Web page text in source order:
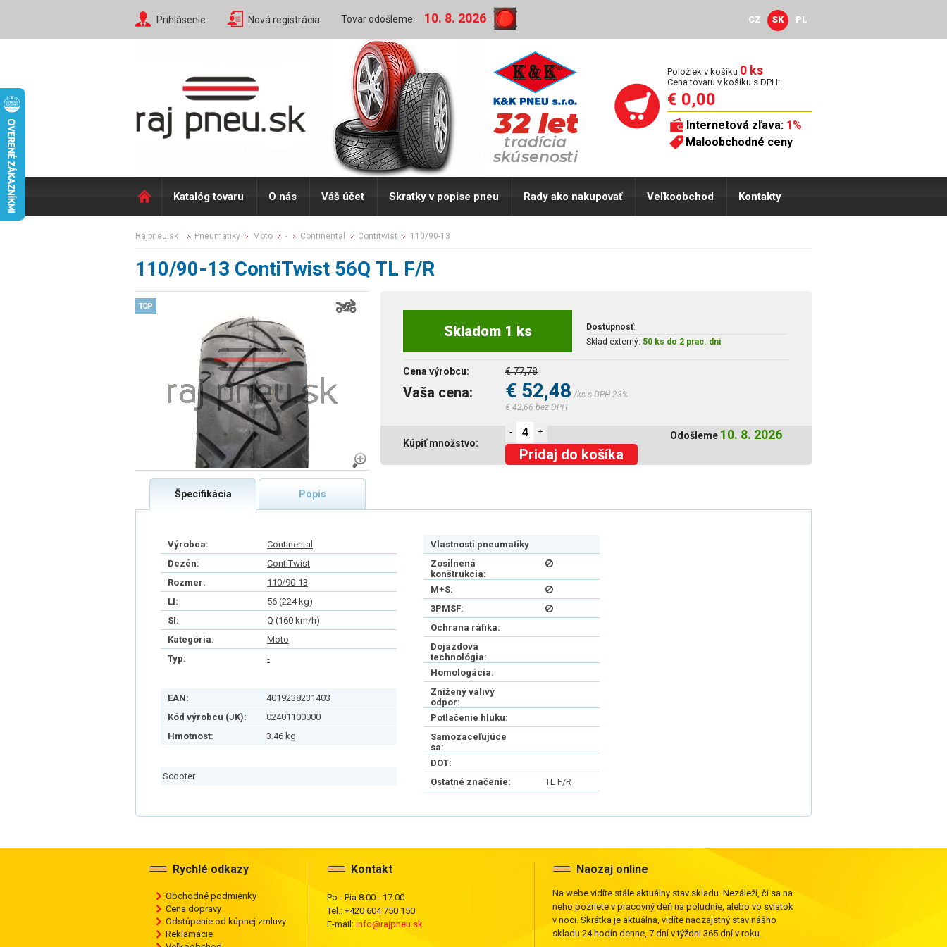
Prihlásenie Nová registrácia Tovar odošleme: 10. 8. 2026 CZ SK PL
Položiek v košíku 0 ks
Cena tovaru v košíku s DPH:
€ 0,00
Internetová zľava: 1%
Maloobchodné ceny
Katalóg tovaru O nás Váš účet Skratky v popise pneu Rady ako nakupovať Veľkoobchod Kontakty
rájpneu.sk pneumatiky moto - continental contitwist 110/90-13
110/90-13 ContiTwist 56Q TL F/R
Skladom 1 ks Dostupnosť:
Sklad externý: 50 ks do 2 prac. dní
Cena výrobcu: € 77,78
Vaša cena: € 52,48 /ks s DPH 23%
€ 42,66 bez DPH
Kúpiť množstvo:
Odošleme 10. 8. 2026
- +
Pridaj do košíka
Špecifikácia Popis
Výrobca:
Continental
Dezén:
ContiTwist
Rozmer:
110/90-13
LI:
56 (224 kg)
SI:
Q (160 km/h)
Kategória:
Moto
Typ:
-
EAN:
4019238231403
Kód výrobcu (JK):
02401100000
Hmotnost:
3.46 kg
Scooter
Vlastnosti pneumatiky
Zosilnená
konštrukcia:
M+S:
3PMSF:
Ochrana ráfika:
Dojazdová
technológia:
Homologácia:
Znížený válivý
odpor:
Potlačenie hluku:
Samozaceľujúce
sa:
DOT:
Ostatné značenie:
TL F/R
Rychlé odkazy
Obchodné podmienky
Cena dopravy
Odstúpenie od kúpnej zmluvy
Reklamácie
Kontakt
Po - Pia 8:00 - 17:00
Tel.: +420 604 750 150
E-mail: info@rajpneu.sk
Naozaj online
Na webe vidíte stále aktuálny stav skladu. Nezáleží, či sa na
neho pozriete v pracovný deň na poludnie, alebo vo sviatok
v noci. Skrátka je aktuálna, vidíte naozajstný stav nášho
skladu 24 hodín denne, 7 dní v týždni 365 dní v roku.